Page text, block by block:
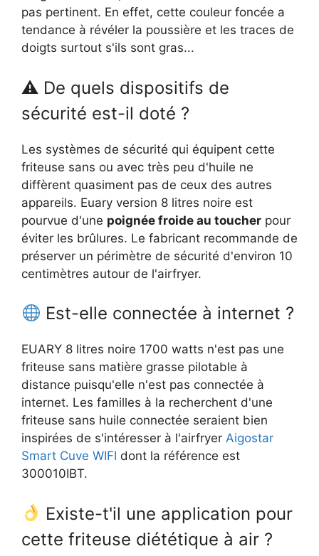
pas pertinent. En effet, cette couleur foncée a
tendance à révéler la poussière et les traces de
doigts surtout s'ils sont gras...
⚠ De quels dispositifs de
sécurité est-il doté ?
Les systèmes de sécurité qui équipent cette
friteuse sans ou avec très peu d'huile ne
diffèrent quasiment pas de ceux des autres
appareils. Euary version 8 litres noire est
pourvue d'une poignée froide au toucher pour
éviter les brûlures. Le fabricant recommande de
préserver un périmètre de sécurité d'environ 10
centimètres autour de l'airfryer.
Est-elle connectée à internet ?
EUARY 8 litres noire 1700 watts n'est pas une
friteuse sans matière grasse pilotable à
distance puisqu'elle n'est pas connectée à
internet. Les familles à la recherchent d'une
friteuse sans huile connectée seraient bien
inspirées de s'intéresser à l'airfryer Aigostar
Smart Cuve WIFI dont la référence est
300010IBT.
Existe-t'il une application pour
cette friteuse diététique à air ?